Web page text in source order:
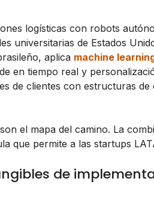
logísticas con robots
universitarias de Estados
aplica machine
en tiempo real y
de clientes con estructuras
el mapa del camino. La
que permite a las startups
de